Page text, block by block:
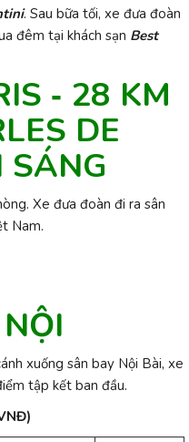
. Sau bữa tối, xe đưa đoàn
đêm tại khách sạn Best
‐ 28 KM
DE
Xe đưa đoàn đi ra sân
Nam.
xuống sân bay Nội Bài, xe
tập kết ban đầu.